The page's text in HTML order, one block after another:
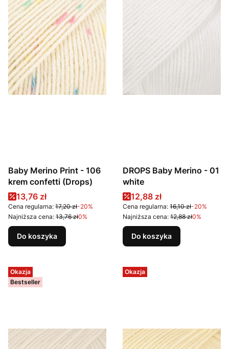
Baby Merino Print - 106
krem confetti (Drops)
Cena promocyjna
13,76 zł
Cena regularna: 17,20 zł-20%
Najniższa cena: 13,76 zł0%
Do koszyka
DROPS Baby Merino - 01
white
Cena promocyjna
12,88 zł
Cena regularna: 16,10 zł-20%
Najniższa cena: 12,88 zł0%
Do koszyka
Okazja
Bestseller
Okazja